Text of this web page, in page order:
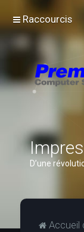
Raccourcis
D’une
Accueil